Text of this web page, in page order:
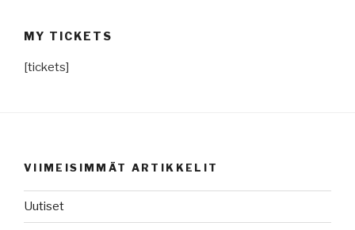
MY TICKETS
[tickets]
VIIMEISIMMÄT ARTIKKELIT
Uutiset